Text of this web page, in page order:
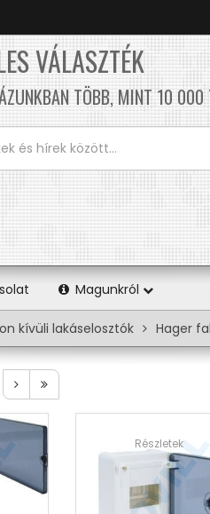
VÁLASZTÉK
TÖBB, MINT 10 000
Magunkról
kívüli lakáselosztók Hager
Részletek